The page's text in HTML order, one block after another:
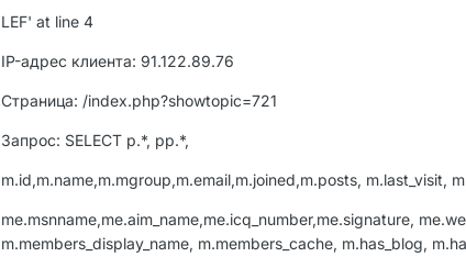
LEF' at line 4
IP-адрес клиента: 91.122.89.76
Страница: /index.php?showtopic=721
Запрос: SELECT p.*, pp.*,
m.id,m.name,m.mgroup,m.email,m.joined,m.posts, m.last_visit,
me.msnname,me.aim_name,me.icq_number,me.signature,
m.members_display_name, m.members_cache, m.has_blog,